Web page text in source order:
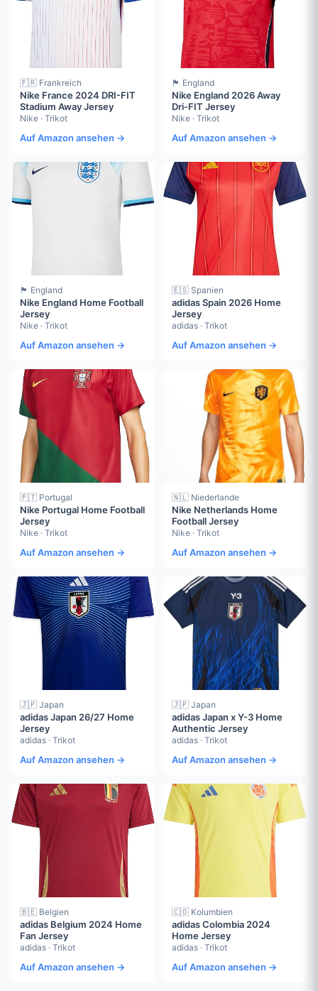
🇫🇷 Frankreich
Nike France 2024 DRI-FIT
Stadium Away Jersey
Nike · Trikot
Auf Amazon ansehen →
🏴󠁧󠁢󠁥󠁮󠁧󠁿 England
Nike England 2026 Away
Dri-FIT Jersey
Nike · Trikot
Auf Amazon ansehen →
🏴󠁧󠁢󠁥󠁮󠁧󠁿 England
Nike England Home Football
Jersey
Nike · Trikot
Auf Amazon ansehen →
🇪🇸 Spanien
adidas Spain 2026 Home
Jersey
adidas · Trikot
Auf Amazon ansehen →
🇵🇹 Portugal
Nike Portugal Home Football
Jersey
Nike · Trikot
Auf Amazon ansehen →
🇳🇱 Niederlande
Nike Netherlands Home
Football Jersey
Nike · Trikot
Auf Amazon ansehen →
🇯🇵 Japan
adidas Japan 26/27 Home
Jersey
adidas · Trikot
Auf Amazon ansehen →
🇯🇵 Japan
adidas Japan x Y-3 Home
Authentic Jersey
adidas · Trikot
Auf Amazon ansehen →
🇧🇪 Belgien
adidas Belgium 2024 Home
Fan Jersey
adidas · Trikot
Auf Amazon ansehen →
🇨🇴 Kolumbien
adidas Colombia 2024
Home Jersey
adidas · Trikot
Auf Amazon ansehen →